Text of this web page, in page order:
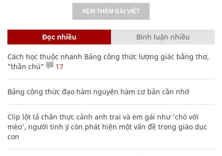
XEM THÊM BÀI VIẾT
Đọc nhiều Bình luận nhiều
Cách học thuộc nhanh Bảng công thức lượng giác bằng thơ,
"thần chú"
17
Bảng công thức đạo hàm nguyên hàm cơ bản cần nhớ
Clip lột tả chân thực cảnh anh trai và em gái như 'chó với
mèo', người tinh ý còn phát hiện một vấn đề trong giáo dục
con